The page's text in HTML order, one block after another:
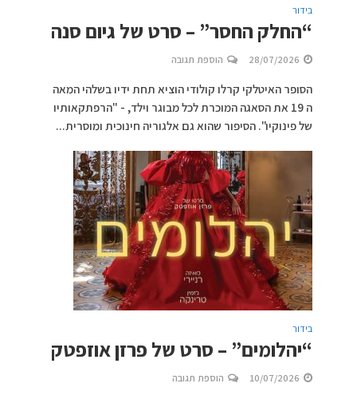
בידור
“החלק החסר” – סרט של גיום סנה
28/07/2026 הוספת תגובה
הסופר האיטלקי קרלו קולודי הוציא תחת ידיו בשלהי המאה
ה 19 את הסאגה המוכרת לכל מבוגר וילד, - "הרפתקאותיו
של פינוקיו". הסיפור שהוא גם אלגוריה חינוכית ומוסרית...
בידור
“יהלומים” – סרט של פרזן אוזפטק
10/07/2026 הוספת תגובה